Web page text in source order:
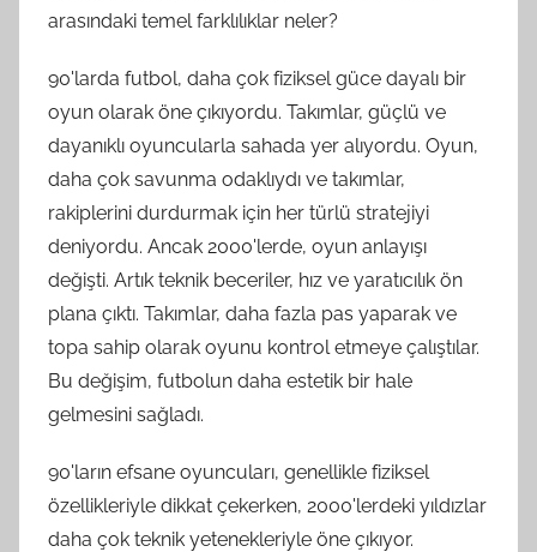
arasındaki temel farklılıklar neler?
90'larda futbol, daha çok fiziksel güce dayalı bir
oyun olarak öne çıkıyordu. Takımlar, güçlü ve
dayanıklı oyuncularla sahada yer alıyordu. Oyun,
daha çok savunma odaklıydı ve takımlar,
rakiplerini durdurmak için her türlü stratejiyi
deniyordu. Ancak 2000'lerde, oyun anlayışı
değişti. Artık teknik beceriler, hız ve yaratıcılık ön
plana çıktı. Takımlar, daha fazla pas yaparak ve
topa sahip olarak oyunu kontrol etmeye çalıştılar.
Bu değişim, futbolun daha estetik bir hale
gelmesini sağladı.
90'ların efsane oyuncuları, genellikle fiziksel
özellikleriyle dikkat çekerken, 2000'lerdeki yıldızlar
daha çok teknik yetenekleriyle öne çıkıyor.